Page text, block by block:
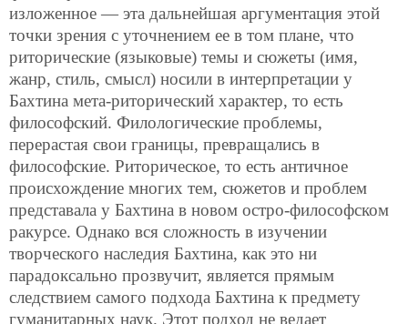
изложенное — эта дальнейшая аргументация этой
точки зрения с уточнением ее в том плане, что
риторические (языковые) темы и сюжеты (имя,
жанр, стиль, смысл) носили в интерпретации у
Бахтина мета-риторический характер, то есть
философский. Филологические проблемы,
перерастая свои границы, превращались в
философские. Риторическое, то есть античное
происхождение многих тем, сюжетов и проблем
представала у Бахтина в новом остро-философском
ракурсе. Однако вся сложность в изучении
творческого наследия Бахтина, как это ни
парадоксально прозвучит, является прямым
следствием самого подхода Бахтина к предмету
гуманитарных наук. Этот подход не ведает